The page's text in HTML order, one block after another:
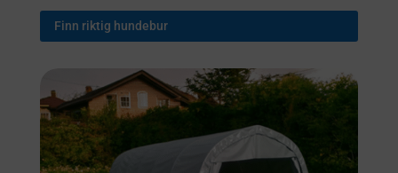
Finn riktig hundebur